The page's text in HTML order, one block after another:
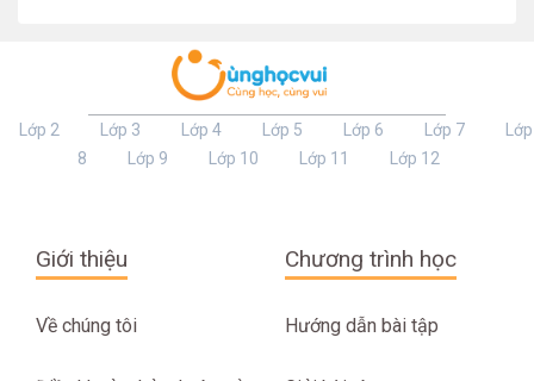
Lớp 2 Lớp 3 Lớp 4 Lớp 5 Lớp 6 Lớp 7
Lớp
8
Lớp 9 Lớp 10 Lớp 11 Lớp 12
Giới thiệu
Về chúng tôi
Chương trình học
Hướng dẫn bài tập